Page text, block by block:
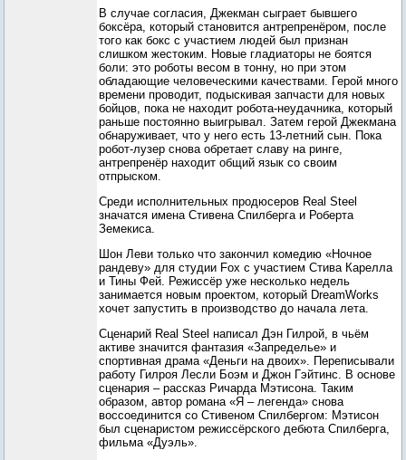
В случае согласия, Джекман сыграет бывшего
боксёра, который становится антрепренёром, после
того как бокс с участием людей был признан
слишком жестоким. Новые гладиаторы не боятся
боли: это роботы весом в тонну, но при этом
обладающие человеческими качествами. Герой много
времени проводит, подыскивая запчасти для новых
бойцов, пока не находит робота-неудачника, который
раньше постоянно выигрывал. Затем герой Джекмана
обнаруживает, что у него есть 13-летний сын. Пока
робот-лузер снова обретает славу на ринге,
антрепренёр находит общий язык со своим
отпрыском.
Среди исполнительных продюсеров Real Steel
значатся имена Стивена Спилберга и Роберта
Земекиса.
Шон Леви только что закончил комедию «Ночное
рандеву» для студии Fox с участием Стива Карелла
и Тины Фей. Режиссёр уже несколько недель
занимается новым проектом, который DreamWorks
хочет запустить в производство до начала лета.
Сценарий Real Steel написал Дэн Гилрой, в чьём
активе значится фантазия «Запределье» и
спортивная драма «Деньги на двоих». Переписывали
работу Гилроя Лесли Боэм и Джон Гэйтинс. В основе
сценария – рассказ Ричарда Мэтисона. Таким
образом, автор романа «Я – легенда» снова
воссоединится со Стивеном Спилбергом: Мэтисон
был сценаристом режиссёрского дебюта Спилберга,
фильма «Дуэль».